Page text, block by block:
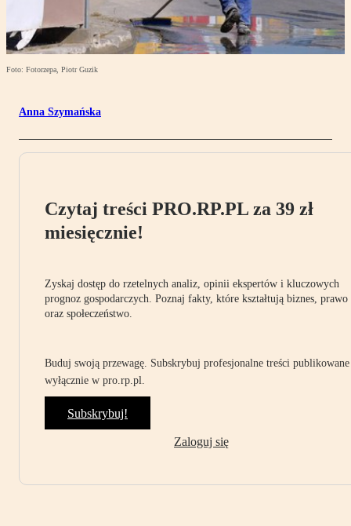
Foto: Fotorzepa, Piotr Guzik
Anna Szymańska
Czytaj treści PRO.RP.PL za 39 zł
miesięcznie!
Zyskaj dostęp do rzetelnych analiz, opinii ekspertów i kluczowych
prognoz gospodarczych. Poznaj fakty, które kształtują biznes, prawo
oraz społeczeństwo.
Buduj swoją przewagę. Subskrybuj profesjonalne treści publikowane
wyłącznie w pro.rp.pl.
Subskrybuj!
Zaloguj się